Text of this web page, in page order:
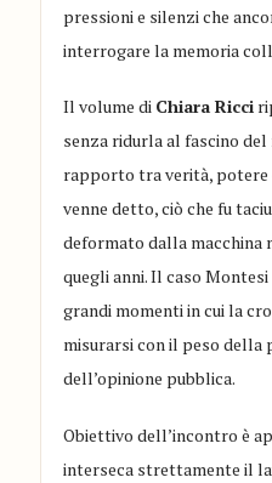
pressioni e silenzi che
interrogare la memoria
Il volume di Chiara Ricci
senza ridurla al fascino
rapporto tra verità, potere
venne detto, ciò che fu
deformato dalla macchina
quegli anni. Il caso
grandi momenti in cui la
misurarsi con il peso della
dell’opinione pubblica.
Obiettivo dell’incontro è
interseca strettamente il